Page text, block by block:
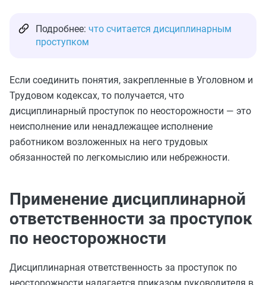
Подробнее: что считается дисциплинарным
проступком
Если соединить понятия, закрепленные в Уголовном и
Трудовом кодексах, то получается, что
дисциплинарный проступок по неосторожности — это
неисполнение или ненадлежащее исполнение
работником возложенных на него трудовых
обязанностей по легкомыслию или небрежности.
Применение дисциплинарной
ответственности за проступок
по неосторожности
Дисциплинарная ответственность за проступок по